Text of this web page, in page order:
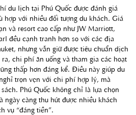
du lịch tại Phú Quốc được đánh giá
hợp với nhiều đối tượng du khách. Giá
và resort cao cấp như JW Marriott,
đều cạnh tranh hơn so với các địa
nhưng vẫn giữ được tiêu chuẩn dịch
chi phí ăn uống và tham gia các hoạt
thấp hơn đáng kể. Điều này giúp du
trọn vẹn với chi phí hợp lý, mà
Phú Quốc không chỉ là lựa chọn
ngày càng thu hút được nhiều khách
vụ “đáng tiền”.